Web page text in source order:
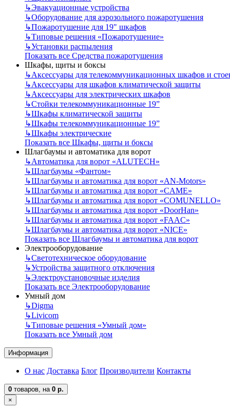
↳Эвакуационные устройства
↳Оборудование для аэрозольного пожаротушения
↳Пожаротушение для 19" шкафов
↳Типовые решения «Пожаротушение»
↳Установки распыления
Показать все Средства пожаротушения
Шкафы, щиты и боксы
↳Аксессуары для телекоммуникационных шкафов и
↳Аксессуары для шкафов климатической защиты
↳Аксессуары для электрических шкафов
↳Стойки телекоммуникационные 19”
↳Шкафы климатической защиты
↳Шкафы телекоммуникационные 19”
↳Шкафы электрические
Показать все Шкафы, щиты и боксы
Шлагбаумы и автоматика для ворот
↳Автоматика для ворот «ALUTECH»
↳Шлагбаумы «Фантом»
↳Шлагбаумы и автоматика для ворот «AN-Motors»
↳Шлагбаумы и автоматика для ворот «CAME»
↳Шлагбаумы и автоматика для ворот «COMUNELLO»
↳Шлагбаумы и автоматика для ворот «DoorHan»
↳Шлагбаумы и автоматика для ворот «FAAC»
↳Шлагбаумы и автоматика для ворот «NICE»
Показать все Шлагбаумы и автоматика для ворот
Электрооборудование
↳Светотехническое оборудование
↳Устройства защитного отключения
↳Электроустановочные изделия
Показать все Электрооборудование
Умный дом
↳Digma
↳Livicom
↳Типовые решения «Умный дом»
Показать все Умный дом
Информация
О нас Доставка Блог Производители Контакты
0 товаров, на 0 р.
×